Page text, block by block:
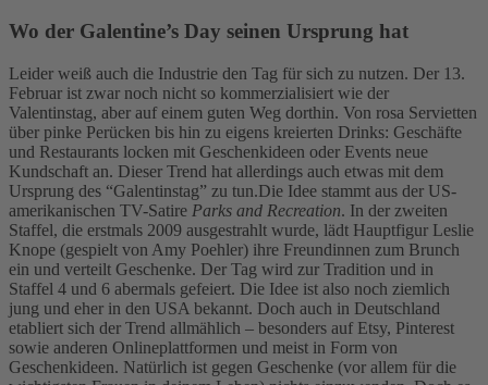
Wo der Galentine’s Day seinen Ursprung hat
Leider weiß auch die Industrie den Tag für sich zu nutzen. Der 13.
Februar ist zwar noch nicht so kommerzialisiert wie der
Valentinstag, aber auf einem guten Weg dorthin. Von rosa Servietten
über pinke Perücken bis hin zu eigens kreierten Drinks: Geschäfte
und Restaurants locken mit Geschenkideen oder Events neue
Kundschaft an. Dieser Trend hat allerdings auch etwas mit dem
Ursprung des “Galentinstag” zu tun.Die Idee stammt aus der US-
amerikanischen TV-Satire Parks and Recreation. In der zweiten
Staffel, die erstmals 2009 ausgestrahlt wurde, lädt Hauptfigur Leslie
Knope (gespielt von Amy Poehler) ihre Freundinnen zum Brunch
ein und verteilt Geschenke. Der Tag wird zur Tradition und in
Staffel 4 und 6 abermals gefeiert. Die Idee ist also noch ziemlich
jung und eher in den USA bekannt. Doch auch in Deutschland
etabliert sich der Trend allmählich – besonders auf Etsy, Pinterest
sowie anderen Onlineplattformen und meist in Form von
Geschenkideen. Natürlich ist gegen Geschenke (vor allem für die